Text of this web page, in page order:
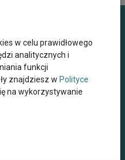
w celu prawidłowego
analitycznych i
funkcji
znajdziesz w Polityce
na wykorzystywanie
Starszych,
oraz